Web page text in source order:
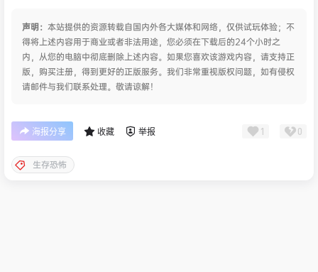
声明： 本站提供的资源转载自国内外各大媒体和网络，仅供试玩体验；不
得将上述内容用于商业或者非法用途，您必须在下载后的24个小时之
内，从您的电脑中彻底删除上述内容。如果您喜欢该游戏内容，请支持正
版，购买注册，得到更好的正版服务。我们非常重视版权问题，如有侵权
请邮件与我们联系处理。敬请谅解！
海报分享 收藏 举报 1 0
生存恐怖